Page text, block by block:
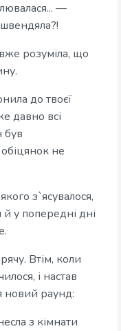
—
розуміла, що
до твоєї
давно всі
був
не
з`ясувалося,
у попередні дні
Втім, коли
і настав
новий раунд:
з кімнати